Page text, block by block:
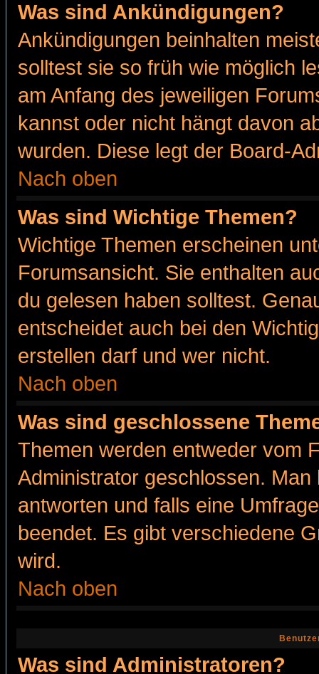
Was sind Ankündigungen?
Ankündigungen beinhalten
solltest sie so früh wie möglich
am Anfang des jeweiligen
kannst oder nicht hängt davon
wurden. Diese legt der Board-
Nach oben
Was sind Wichtige Themen?
Wichtige Themen erscheinen
Forumsansicht. Sie enthalten
du gelesen haben solltest.
entscheidet auch bei den
erstellen darf und wer nicht.
Nach oben
Was sind geschlossene
Themen werden entweder vom
Administrator geschlossen.
antworten und falls eine
beendet. Es gibt verschiedene
wird.
Nach oben
Was sind Administratoren?